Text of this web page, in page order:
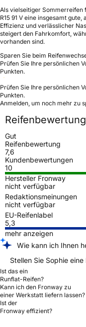
Als vielseitiger Sommerreifen
R15 91 V eine insgesamt
Effizienz und verlässlicher
steigert den Fahrkomfort,
vorhanden sind.
Sparen Sie beim
Prüfen Sie Ihre persönlichen
Punkten.
Prüfen Sie Ihre persönlichen
Punkten.
Anmelden, um noch mehr zu
Reifenbewertung
Gut
Reifenbewertung
7,6
Kundenbewertungen
10
Hersteller Fronway
nicht verfügbar
Redaktionsmeinungen
nicht verfügbar
EU-Reifenlabel
5,3
mehr anzeigen
Wie kann ich Ihnen
Stellen Sie Sophie eine
Ist das ein
Runflat-Reifen?
Kann ich den Fronway zu
einer Werkstatt liefern lassen?
Ist der
Fronway effizient?